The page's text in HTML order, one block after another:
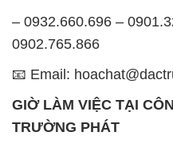
– 0932.660.696 –
0902.765.866
📧 Email:
GIỜ LÀM VIỆC TẠI
TRƯỜNG PHÁT